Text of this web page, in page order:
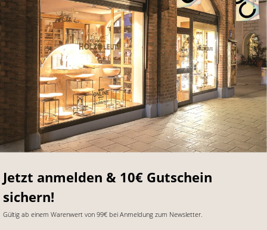
Jetzt anmelden & 10€ Gutschein
sichern!
Gültig ab einem Warenwert von 99€ bei Anmeldung zum Newsletter.